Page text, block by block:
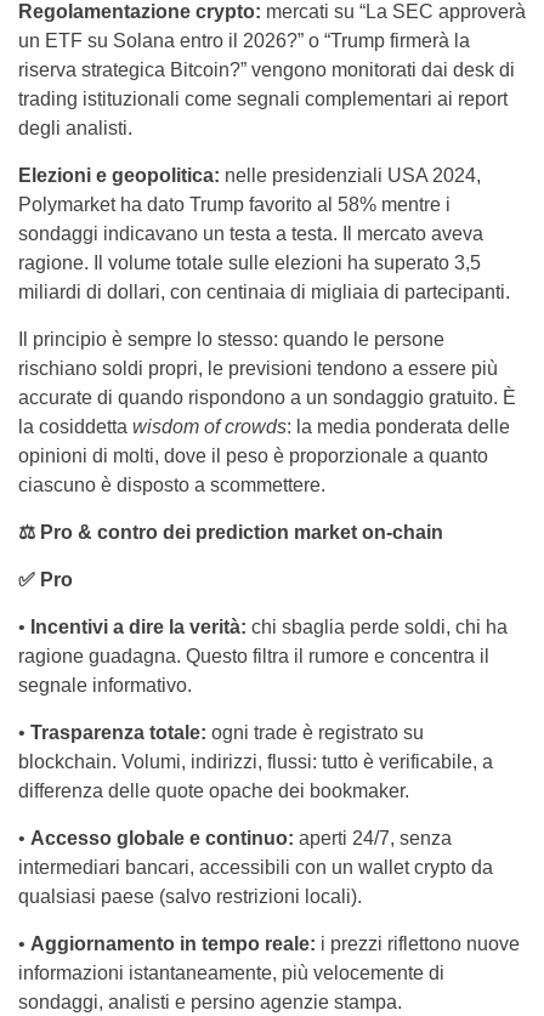
Regolamentazione crypto: mercati su “La SEC approverà
un ETF su Solana entro il 2026?” o “Trump firmerà la
riserva strategica Bitcoin?” vengono monitorati dai desk di
trading istituzionali come segnali complementari ai report
degli analisti.
Elezioni e geopolitica: nelle presidenziali USA 2024,
Polymarket ha dato Trump favorito al 58% mentre i
sondaggi indicavano un testa a testa. Il mercato aveva
ragione. Il volume totale sulle elezioni ha superato 3,5
miliardi di dollari, con centinaia di migliaia di partecipanti.
Il principio è sempre lo stesso: quando le persone
rischiano soldi propri, le previsioni tendono a essere più
accurate di quando rispondono a un sondaggio gratuito. È
la cosiddetta wisdom of crowds: la media ponderata delle
opinioni di molti, dove il peso è proporzionale a quanto
ciascuno è disposto a scommettere.
⚖️ Pro & contro dei prediction market on‑chain
✅ Pro
• Incentivi a dire la verità: chi sbaglia perde soldi, chi ha
ragione guadagna. Questo filtra il rumore e concentra il
segnale informativo.
• Trasparenza totale: ogni trade è registrato su
blockchain. Volumi, indirizzi, flussi: tutto è verificabile, a
differenza delle quote opache dei bookmaker.
• Accesso globale e continuo: aperti 24/7, senza
intermediari bancari, accessibili con un wallet crypto da
qualsiasi paese (salvo restrizioni locali).
• Aggiornamento in tempo reale: i prezzi riflettono nuove
informazioni istantaneamente, più velocemente di
sondaggi, analisti e persino agenzie stampa.